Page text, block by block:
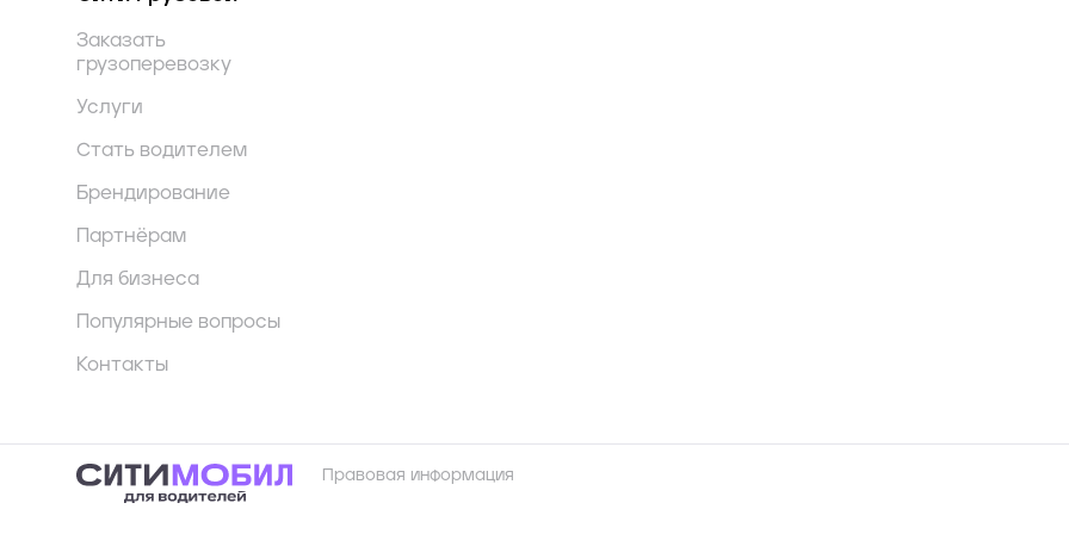
Заказать
грузоперевозку
Услуги
Стать водителем
Брендирование
Партнёрам
Для бизнеса
Популярные вопросы
Контакты
Правовая информация